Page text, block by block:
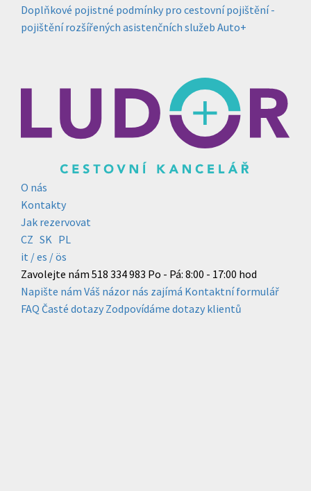
Doplňkové pojistné podmínky pro cestovní pojištění -
pojištění rozšířených asistenčních služeb Auto+
O nás
Kontakty
Jak rezervovat
CZ SK PL
it /es / ös
Zavolejte nám 518 334 983 Po - Pá: 8:00 - 17:00 hod
Napište nám Váš názor nás zajímá Kontaktní formulář
FAQ Časté dotazy Zodpovídáme dotazy klientů